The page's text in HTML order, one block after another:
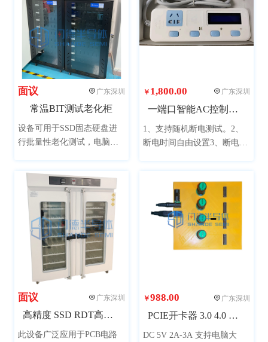
面议 广东深圳
常温BIT测试老化柜
设备可用于SSD固态硬盘进
行批量性老化测试，电脑采
效率，整机美观大方，提升
公司形象。（图片产品已配
置了电脑，可接受客户提供
电脑安装。）
￥ 1,800.00 广东深圳
一端口智能AC控制设备
1、支持随机断电测试。2、
断电时间自由设置3、断电模
断电模式可以保留报错的瞬
间，方便Debug6、全部采用
工业级要求设计
面议 广东深圳
高精度 SSD RDT高温测试柜
此设备广泛应用于PCB电路
￥988.00 广东深圳
PCIE开卡器 3.0 4.0 HUB 4 port
DC 5V 2A-3A 支持电脑大